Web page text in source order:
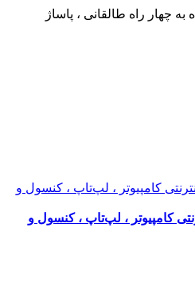
به چهار راه طالقانی ، پاساژ
کامپیوتر ، لپ‌تاپ ، کنسول و